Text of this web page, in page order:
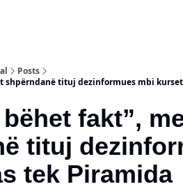
Posts
shpërndanë tituj dezinformues mbi
fakt”,
tituj
tek Piramida